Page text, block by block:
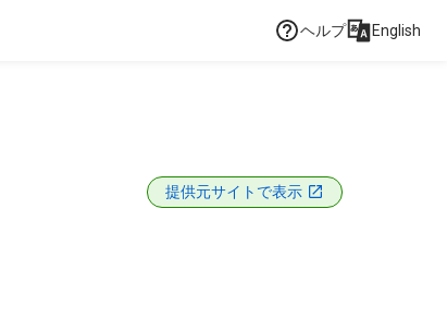
ヘルプ English
提供元サイトで表示